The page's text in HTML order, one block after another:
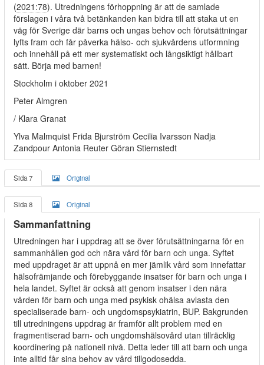
(2021:78). Utredningens förhoppning är att de samlade
förslagen i våra två betänkanden kan bidra till att staka ut en
väg för Sverige där barns och ungas behov och förutsättningar
lyfts fram och får påverka hälso- och sjukvårdens utformning
och innehåll på ett mer systematiskt och långsiktigt hållbart
sätt. Börja med barnen!
Stockholm i oktober 2021
Peter Almgren
/ Klara Granat
Ylva Malmquist Frida Bjurström Cecilia Ivarsson Nadja
Zandpour Antonia Reuter Göran Stiernstedt
Sida 7 Original
Sida 8 Original
Sammanfattning
Utredningen har i uppdrag att se över förutsättningarna för en
sammanhållen god och nära vård för barn och unga. Syftet
med uppdraget är att uppnå en mer jämlik vård som innefattar
hälsofrämjande och förebyggande insatser för barn och unga i
hela landet. Syftet är också att genom insatser i den nära
vården för barn och unga med psykisk ohälsa avlasta den
specialiserade barn- och ungdomspsykiatrin, BUP. Bakgrunden
till utredningens uppdrag är framför allt problem med en
fragmentiserad barn- och ungdomshälsovård utan tillräcklig
koordinering på nationell nivå. Detta leder till att barn och unga
inte alltid får sina behov av vård tillgodosedda.